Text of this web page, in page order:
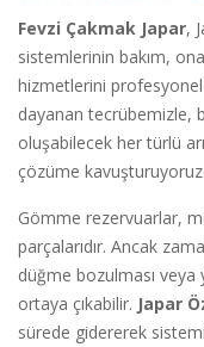
Fevzi Çakmak Japar,
sistemlerinin bakım,
hizmetlerini profesyonel
dayanan tecrübemizle,
oluşabilecek her türlü
çözüme kavuşturuyoruz.
Gömme rezervuarlar,
parçalarıdır. Ancak
düğme bozulması
ortaya çıkabilir. Japar
sürede gidererek